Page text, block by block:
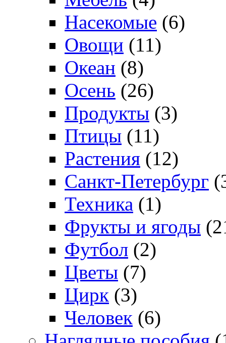
Насекомые (6)
Овощи (11)
Океан (8)
Осень (26)
Продукты (3)
Птицы (11)
Растения (12)
Санкт-Петербург
Техника (1)
Фрукты и ягоды
Футбол (2)
Цветы (7)
Цирк (3)
Человек (6)